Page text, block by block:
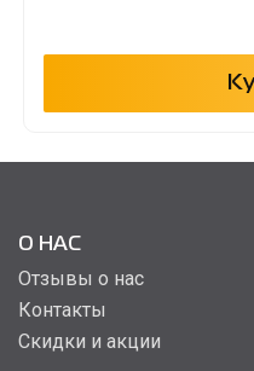
О НАС
Отзывы о нас
Контакты
Скидки и акции